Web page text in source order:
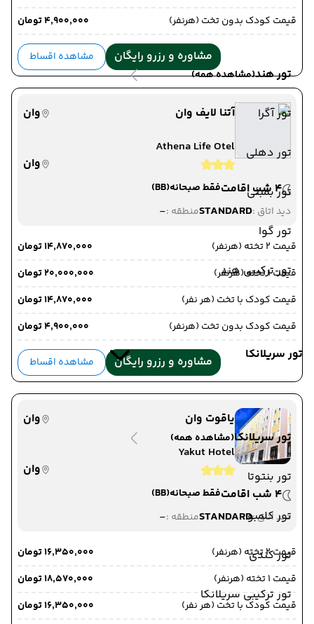
تور هند(مشاهده همه)
تور آگرا
تور دهلی
تور بمبئی
تور گوا
تور ترکیبی هند
تور سریلانکا
تور سریلانکا(مشاهده همه)
تور بنتوتا
تور کلمبو
تور کندی
تور ترکیبی سریلانکا
04 مرداد 1405
ساعت : 00:00
ترانسفر زمینی
مدت پرواز : 09:00
قیمت کودک بدون تخت (هرنفر)
۴٬۹۰۰٬۰۰۰ تومان
مشاوره و رزرو رایگان مشاهده اقساط
آتنا لایف وان
وان
Athena Life Otel
وان
4 شب اقامت
فقط صبحانه(BB)
دید اتاق :STANDARDمنطقه :-
قیمت 2 تخته (هرنفر)
۱۴٬۸۷۰٬۰۰۰ تومان
قیمت 1 تخته (هرنفر)
۲۰٬۰۰۰٬۰۰۰ تومان
قیمت کودک با تخت (هر نفر)
۱۴٬۸۷۰٬۰۰۰ تومان
قیمت کودک بدون تخت (هرنفر)
۴٬۹۰۰٬۰۰۰ تومان
مشاوره و رزرو رایگان مشاهده اقساط
یاقوت وان
وان
Yakut Hotel
وان
4 شب اقامت
فقط صبحانه(BB)
دید اتاق :STANDARDمنطقه :-
قیمت 2 تخته (هرنفر)
۱۶٬۳۵۰٬۰۰۰ تومان
قیمت 1 تخته (هرنفر)
۱۸٬۵۷۰٬۰۰۰ تومان
قیمت کودک با تخت (هر نفر)
۱۶٬۳۵۰٬۰۰۰ تومان